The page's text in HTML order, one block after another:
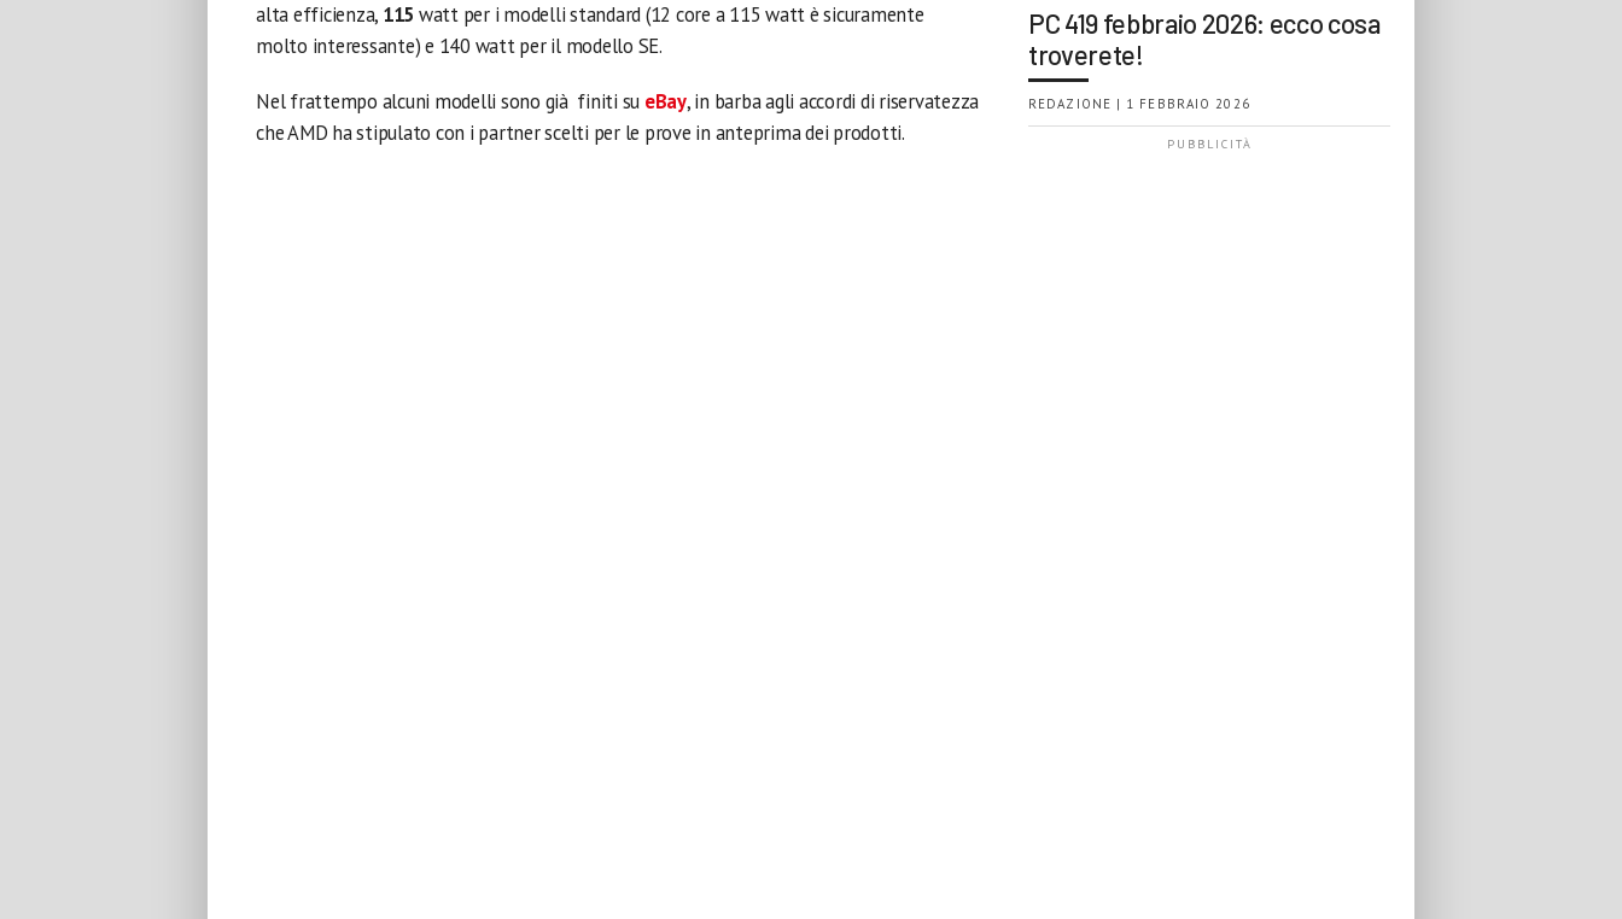
alta efficienza, 115 watt per i modelli standard (12 core a 115 watt è sicuramente
molto interessante) e 140 watt per il modello SE.
Nel frattempo alcuni modelli sono già finiti su eBay, in barba agli accordi di riservatezza
che AMD ha stipulato con i partner scelti per le prove in anteprima dei prodotti.
PC 419 febbraio 2026: ecco cosa
troverete!
REDAZIONE | 1 FEBBRAIO 2026